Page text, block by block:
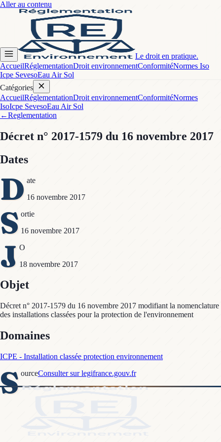
Aller au contenu
Le droit en pratique.
AccueilRéglementationDroit environnementConformitéNormes Iso
Icpe SevesoEau Air Sol
Catégories
AccueilRéglementationDroit environnementConformitéNormes
IsoIcpe SevesoEau Air Sol
←Reglementation
Décret n° 2017-1579 du 16 novembre 2017
Dates
D ate
16 novembre 2017
S ortie
16 novembre 2017
J O
18 novembre 2017
Objet
Décret n° 2017-1579 du 16 novembre 2017 modifiant la nomenclature
des installations classées pour la protection de l'environnement
Domaines
ICPE - Installation classée protection environnement
S ourceConsulter sur legifrance.gouv.fr